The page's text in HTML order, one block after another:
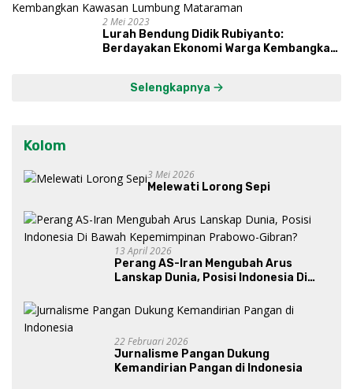
2 Mei 2023
Lurah Bendung Didik Rubiyanto:
Berdayakan Ekonomi Warga Kembangkan
Selengkapnya
Kolom
3 Mei 2026
Melewati Lorong Sepi
13 April 2026
Perang AS-Iran Mengubah Arus
Lanskap Dunia, Posisi Indonesia Di
Gibran?
22 Februari 2026
Jurnalisme Pangan Dukung
Kemandirian Pangan di Indonesia